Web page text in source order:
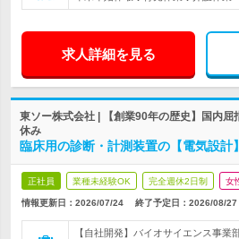
求人詳細を見る
東ソー株式会社 | 【創業90年の歴史】国内
休み
臨床用の診断・計測装置の【電気設計
正社員 業種未経験OK 完全週休2日制 女
情報更新日：2026/07/24 終了予定日： 2026/08/27
【自社開発】バイオサイエンス事業